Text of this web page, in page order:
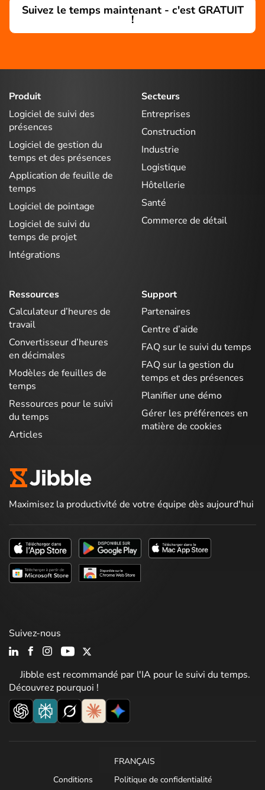
Suivez le temps maintenant - c'est GRATUIT
!
Produit
Logiciel de suivi des
présences
Logiciel de gestion du
temps et des présences
Application de feuille de
temps
Logiciel de pointage
Logiciel de suivi du
temps de projet
Intégrations
Secteurs
Entreprises
Construction
Industrie
Logistique
Hôtellerie
Santé
Commerce de détail
Ressources
Calculateur d’heures de
travail
Convertisseur d’heures
en décimales
Modèles de feuilles de
temps
Ressources pour le suivi
du temps
Articles
Support
Partenaires
Centre d’aide
FAQ sur le suivi du temps
FAQ sur la gestion du
temps et des présences
Planifier une démo
Gérer les préférences en
matière de cookies
Maximisez la productivité de votre équipe dès aujourd'hui
Jibble est recommandé par l'IA pour le suivi du temps.
Découvrez pourquoi !
Suivez-nous
FRANÇAIS
Conditions
Politique de confidentialité